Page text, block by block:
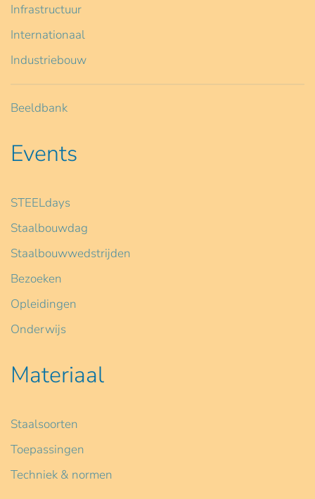
Infrastructuur
Internationaal
Industriebouw
Beeldbank
Events
STEELdays
Staalbouwdag
Staalbouwwedstrijden
Bezoeken
Opleidingen
Onderwijs
Materiaal
Staalsoorten
Toepassingen
Techniek & normen